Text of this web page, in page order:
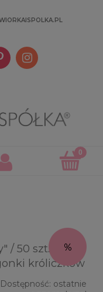
/ 50 szt.
króliczków
Dostępność: ostatnie